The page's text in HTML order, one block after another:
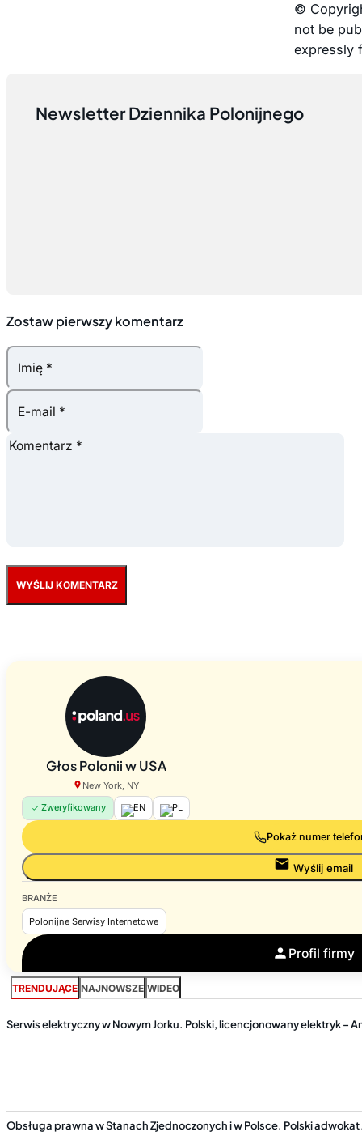
©
not be
expressly
Newsletter Dziennika Polonijnego
Zostaw pierwszy komentarz
Głos Polonii w USA
New York, NY
Zweryfikowany
EN PL
Pokaż numer
Wyślij email
BRANŻE
Polonijne Serwisy Internetowe
Profil firmy
TRENDUJĄCE NAJNOWSZE WIDEO
Serwis elektryczny w Nowym Jorku. Polski, licencjonowany elektryk –
Obsługa prawna w Stanach Zjednoczonych i w Polsce. Polski adwokat